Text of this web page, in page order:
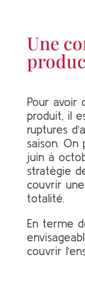
Une
Pour avoir
produit, il
ruptures
saison.
juin à
stratégie
couvrir
totalité.
En terme
couvrir